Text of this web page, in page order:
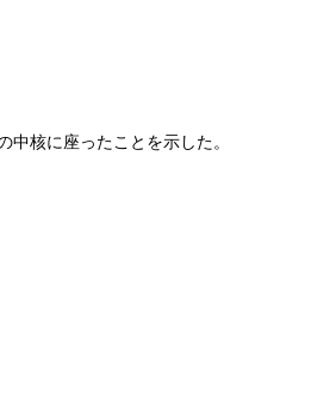
核に座ったことを示した。